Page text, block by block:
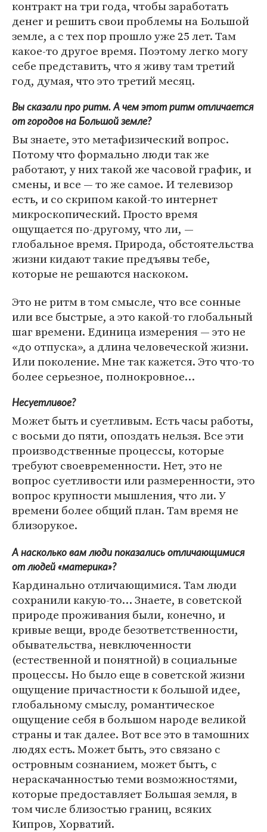
контракт на три года, чтобы заработать
денег и решить свои проблемы на Большой
земле, а с тех пор прошло уже 25 лет. Там
какое-то другое время. Поэтому легко могу
себе представить, что я живу там третий
год, думая, что это третий месяц.
Вы сказали про ритм. А чем этот ритм отличается
от городов на Большой земле?
Вы знаете, это метафизический вопрос.
Потому что формально люди так же
работают, у них такой же часовой график, и
смены, и все — то же самое. И телевизор
есть, и со скрипом какой-то интернет
микроскопический. Просто время
ощущается по-другому, что ли, —
глобальное время. Природа, обстоятельства
жизни кидают такие предъявы тебе,
которые не решаются наскоком.
Это не ритм в том смысле, что все сонные
или все быстрые, а это какой-то глобальный
шаг времени. Единица измерения — это не
«до отпуска», а длина человеческой жизни.
Или поколение. Мне так кажется. Это что-то
более серьезное, полнокровное…
Несуетливое?
Может быть и суетливым. Есть часы работы,
с восьми до пяти, опоздать нельзя. Все эти
производственные процессы, которые
требуют своевременности. Нет, это не
вопрос суетливости или размеренности, это
вопрос крупности мышления, что ли. У
времени более общий план. Там время не
близорукое.
А насколько вам люди показались отличающимися
от людей «материка»?
Кардинально отличающимися. Там люди
сохранили какую-то… Знаете, в советской
природе проживания были, конечно, и
кривые вещи, вроде безответственности,
обывательства, невключенности
(естественной и понятной) в социальные
процессы. Но было еще в советской жизни
ощущение причастности к большой идее,
глобальному смыслу, романтическое
ощущение себя в большом народе великой
страны и так далее. Вот все это в тамошних
людях есть. Может быть, это связано с
островным сознанием, может быть, с
нераскачанностью теми возможностями,
которые предоставляет Большая земля, в
том числе близостью границ, всяких
Кипров, Хорватий.